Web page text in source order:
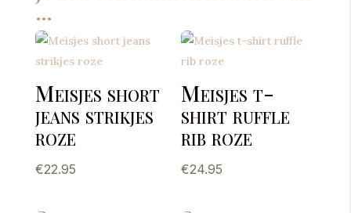
…
Meisjes short
jeans strikjes
roze
€22.95
Meisjes t-
shirt ruffle
rib roze
€24.95